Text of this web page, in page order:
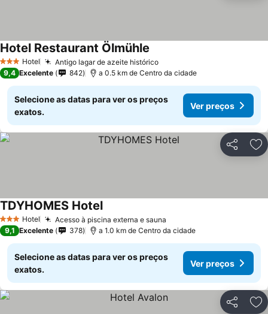
3 EstrelasHotel Antigo lagar de azeite histórico
Hotel Restaurant Ölmühle
9,4 Excelente 842 a 0.5 km de Centro da cidade
Selecione as datas para ver os preços
exatos.
Ver preços
Partilhar
3 EstrelasHotel Acesso à piscina externa e sauna
TDYHOMES Hotel
9,1 Excelente 378 a 1.0 km de Centro da cidade
Selecione as datas para ver os preços
exatos.
Ver preços
Partilhar